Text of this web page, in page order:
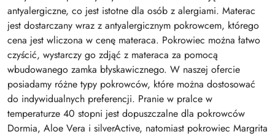
antyalergiczne, co jest istotne dla osób z alergiami. Materac
jest dostarczany wraz z antyalergicznym pokrowcem, którego
cena jest wliczona w cenę materaca. Pokrowiec można łatwo
czyścić, wystarczy go zdjąć z materaca za pomocą
wbudowanego zamka błyskawicznego. W naszej ofercie
posiadamy różne typy pokrowców, które można dostosować
do indywidualnych preferencji. Pranie w pralce w
temperaturze 40 stopni jest dopuszczalne dla pokrowców
Dormia, Aloe Vera i silverActive, natomiast pokrowiec Margrita